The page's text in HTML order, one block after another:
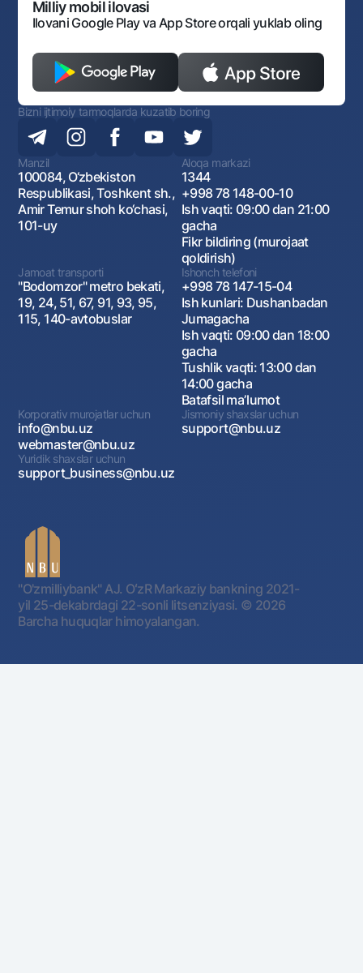
Monopoliyaga qarshi komplaens
Milliy mobil ilovasi
Ilovani Google Play va App Store orqali yuklab oling
Bizni ijtimoiy tarmoqlarda kuzatib boring
Manzil
100084, O‘zbekiston
Respublikasi, Toshkent sh.,
Amir Temur shoh ko‘chasi,
101-uy
Aloqa markazi
1344
+998 78 148-00-10
Ish vaqti: 09:00 dan 21:00
gacha
Fikr bildiring (murojaat
qoldirish)
Jamoat transporti
"Bodomzor" metro bekati,
19, 24, 51, 67, 91, 93, 95,
115, 140-avtobuslar
Ishonch telefoni
+998 78 147-15-04
Ish kunlari: Dushanbadan
Jumagacha
Ish vaqti: 09:00 dan 18:00
gacha
Tushlik vaqti: 13:00 dan
14:00 gacha
Batafsil maʼlumot
Korporativ murojatlar uchun
info@nbu.uz
webmaster@nbu.uz
Jismoniy shaxslar uchun
support@nbu.uz
Yuridik shaxslar uchun
support_business@nbu.uz
"O'zmilliybank" AJ. OʻzR Markaziy bankning 2021-
yil 25-dekabrdagi 22-sonli litsenziyasi. © 2026
Barcha huquqlar himoyalangan.